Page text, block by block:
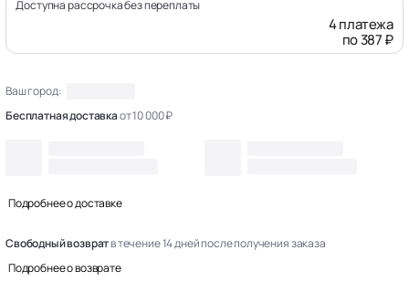
Доступна рассрочка без переплаты
4 платежа
по 387 ₽
Ваш город:
Бесплатная доставкаот 10 000 ₽
Подробнее о доставке
Свободный возвратв течение 14 дней после получения заказа
Подробнее о возврате